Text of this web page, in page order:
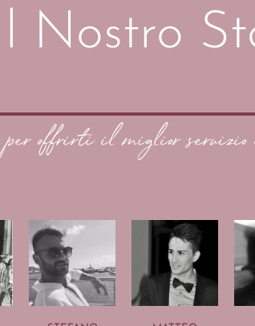
Nostro
offrirti il miglior servizio